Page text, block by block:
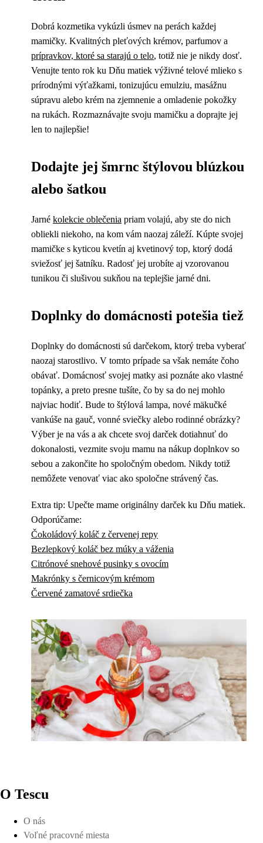
Dobrá kozmetika vykúzli úsmev na perách každej
mamičky. Kvalitných pleťových krémov, parfumov a
prípravkov, ktoré sa starajú o telo, totiž nie je nikdy dosť.
Venujte tento rok ku Dňu matiek výživné telové mlieko s
prírodnými výťažkami, tonizujúcu emulziu, masážnu
súpravu alebo krém na zjemnenie a omladenie pokožky
na rukách. Rozmaznávajte svoju mamičku a doprajte jej
len to najlepšie!
Dodajte jej šmrnc štýlovou blúzkou
alebo šatkou
Jarné kolekcie oblečenia priam volajú, aby ste do nich
obliekli niekoho, na kom vám naozaj záleží. Kúpte svojej
mamičke s kyticou kvetín aj kvetinový top, ktorý dodá
sviežosť jej šatníku. Radosť jej urobíte aj vzorovanou
tunikou či slušivou sukňou na teplejšie jarné dni.
Doplnky do domácnosti potešia tiež
Doplnky do domácnosti sú darčekom, ktorý treba vyberať
naozaj starostlivo. V tomto prípade sa však nemáte čoho
obávať. Domácnosť svojej matky asi poznáte ako vlastné
topánky, a preto presne tušíte, čo by sa do nej mohlo
najviac hodiť. Bude to štýlová lampa, nové mäkučké
vankúše na gauč, vonné sviečky alebo rodinné obrázky?
Výber je na vás a ak chcete svoj darček dotiahnuť do
dokonalosti, vezmite svoju mamu na nákup doplnkov so
sebou a zakončite ho spoločným obedom. Nikdy totiž
nemôžete venovať viac ako spoločne strávený čas.
Extra tip: Upečte mame originálny darček ku Dňu matiek.
Odporúčame:
Čokoládový koláč z červenej repy
Bezlepkový koláč bez múky a váženia
Citrónové snehové pusinky s ovocím
Makrónky s černicovým krémom
Červené zamatové srdiečka
O Tescu
O nás
Voľné pracovné miesta